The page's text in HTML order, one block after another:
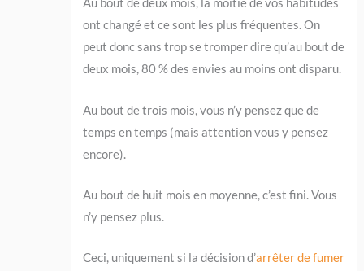
Au bout de deux mois, la moitié de vos habitudes
ont changé et ce sont les plus fréquentes. On
peut donc sans trop se tromper dire qu’au bout de
deux mois, 80 % des envies au moins ont disparu.
Au bout de trois mois, vous n’y pensez que de
temps en temps (mais attention vous y pensez
encore).
Au bout de huit mois en moyenne, c’est fini. Vous
n’y pensez plus.
Ceci, uniquement si la décision d’arrêter de fumer